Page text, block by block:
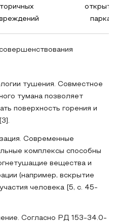
парках
тушения. Совместное
тумана позволяет
поверхность горения и
Современные
комплексы способны
вещества и
(например, вскрытие
человека [5, с. 45-
Согласно РД 153-34.0-